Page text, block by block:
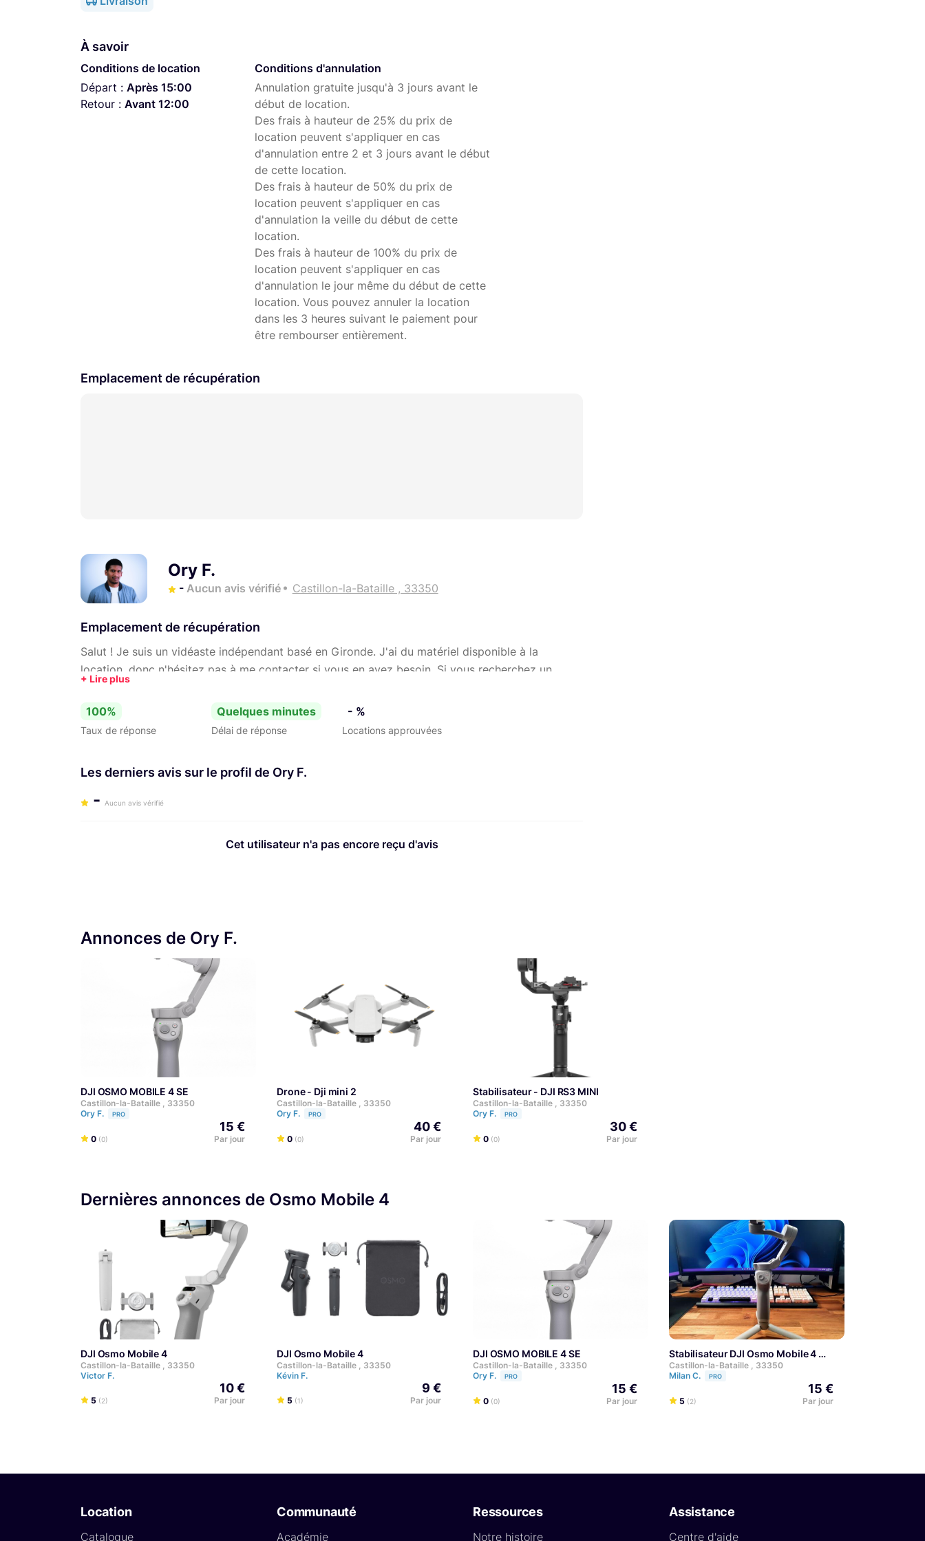
Avec l'application mobile dédiée, vous pouvez accéder à des fonctionnalités avancées telles
également ajouter des effets créatifs à vos vidéos et les partager directement sur les réseaux
sociaux depuis l'application.
Louez dès maintenant le stabilisateur Osmo Mobile 4 SE et apportez une stabilité
professionnelle à vos vidéos. Que vous soyez en train de filmer des vlogs, des vidéos de
voyage ou des moments spéciaux, cet accessoire vous permettra de créer des contenus
À savoir
Conditions de location
Départ : Après 15:00
Retour : Avant 12:00
Conditions d'annulation
Annulation gratuite jusqu'à 3 jours avant le
début de location.
Des frais à hauteur de 25% du prix de
location peuvent s'appliquer en cas
d'annulation entre 2 et 3 jours avant le début
de cette location.
Des frais à hauteur de 50% du prix de
location peuvent s'appliquer en cas
d'annulation la veille du début de cette
location.
Des frais à hauteur de 100% du prix de
location peuvent s'appliquer en cas
d'annulation le jour même du début de cette
location. Vous pouvez annuler la location
dans les 3 heures suivant le paiement pour
être rembourser entièrement.
Emplacement de récupération
Ory F.
- Aucun avis vérifié Castillon-la-Bataille , 33350
Emplacement de récupération
Salut ! Je suis un vidéaste indépendant basé en Gironde. J'ai du matériel disponible à la
location, donc n'hésitez pas à me contacter si vous en avez besoin. Si vous recherchez un
partenaire créatif pour vos projets de production et de montage vidéo, je suis là pour vous
aider. Contactez-moi et ensemble, donnons vie à vos idées !
100%
Taux de réponse
Quelques minutes
Délai de réponse
- %
Locations approuvées
Les derniers avis sur le profil de Ory F.
- Aucun avis vérifié
Cet utilisateur n'a pas encore reçu d'avis
Annonces de Ory F.
DJI OSMO MOBILE 4 SE
Castillon-la-Bataille , 33350
Ory F.
PRO
0 (0)
15 €
Par jour
Drone - Dji mini 2
Castillon-la-Bataille , 33350
Ory F.
PRO
0 (0)
40 €
Par jour
Stabilisateur - DJI RS3 MINI
Castillon-la-Bataille , 33350
Ory F.
PRO
0 (0)
30 €
Par jour
Dernières annonces de Osmo Mobile 4
DJI Osmo Mobile 4
Castillon-la-Bataille , 33350
Victor F.
5 (2)
10 €
Par jour
DJI Osmo Mobile 4
Castillon-la-Bataille , 33350
Kévin F.
5 (1)
9 €
Par jour
DJI OSMO MOBILE 4 SE
Castillon-la-Bataille , 33350
Ory F.
PRO
0 (0)
15 €
Par jour
Stabilisateur DJI Osmo Mobile 4
Castillon-la-Bataille , 33350
Milan C.
PRO
5 (2)
15 €
Par jour
Location
Catalogue
Communauté
Académie
Ressources
Notre histoire
Assistance
Centre d'aide